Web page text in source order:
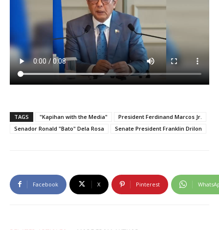
TAGS "Kapihan with the Media"
President Ferdinand Marcos Jr.
Senador Ronald "Bato" Dela Rosa
Senate President Franklin Drilon
Facebook X Pinterest